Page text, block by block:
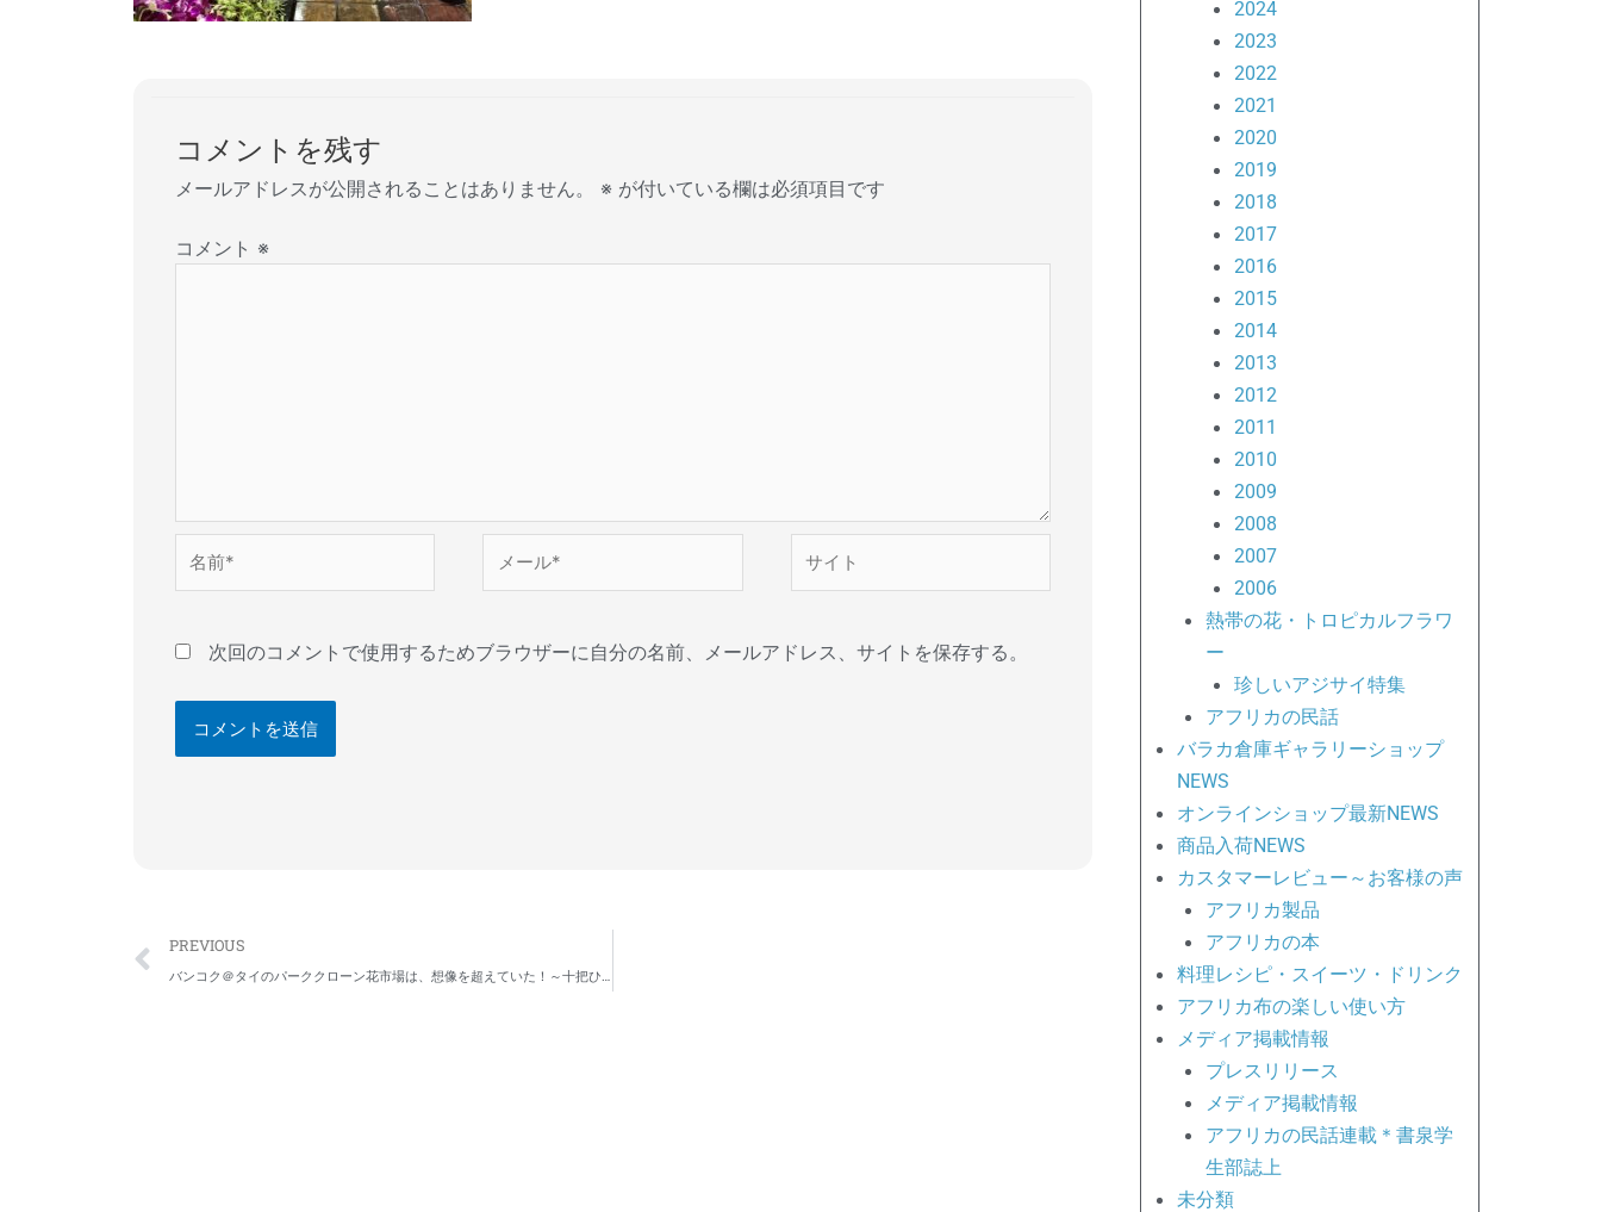
コメントを残す
メールアドレスが公開されることはありません。 ※ が付いている欄は必須項目です
コメント ※
*
次回のコメントで使用するためブラウザーに自分の名前、メールアドレス、サイトを保存する。
Prev
PREVIOUS
バンコク＠タイのパーククローン花市場は、想像を超えていた！～十把ひとからげのデンファレ
2024
2023
2022
2021
2020
2019
2018
2017
2016
2015
2014
2013
2012
2011
2010
2009
2008
2007
2006
熱帯の花・トロピカルフラワ
ー
珍しいアジサイ特集
アフリカの民話
バラカ倉庫ギャラリーショップ
NEWS
オンラインショップ最新NEWS
商品入荷NEWS
カスタマーレビュー～お客様の声
アフリカ製品
アフリカの本
料理レシピ・スイーツ・ドリンク
アフリカ布の楽しい使い方
メディア掲載情報
プレスリリース
メディア掲載情報
アフリカの民話連載＊書泉学
生部誌上
未分類